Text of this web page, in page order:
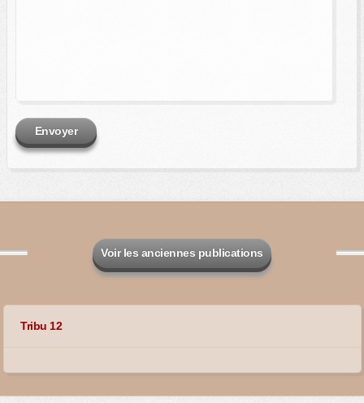
Envoyer
Voir les anciennes publications
Tribu 12